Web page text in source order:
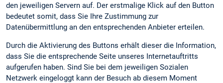
den jeweiligen Servern auf. Der erstmalige Klick auf den Button
bedeutet somit, dass Sie Ihre Zustimmung zur
Datenübermittlung an den entsprechenden Anbieter erteilen.
Durch die Aktivierung des Buttons erhält dieser die Information,
dass Sie die entsprechende Seite unseres Internetauftritts
aufgerufen haben. Sind Sie bei dem jeweiligen Sozialen
Netzwerk eingeloggt kann der Besuch ab diesem Moment